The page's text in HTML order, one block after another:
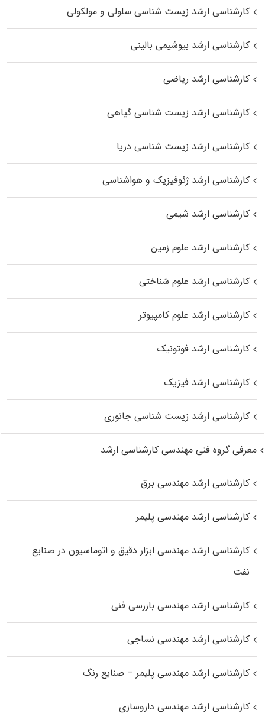
کارشناسی ارشد زیست شناسی سلولی و مولکولی
کارشناسی ارشد بیوشیمی بالینی
کارشناسی ارشد ریاضی
کارشناسی ارشد زیست‌ شناسی گیاهی
کارشناسی ارشد زیست‌ شناسی دریا
کارشناسی ارشد ژئوفیزیک و هواشناسی
کارشناسی ارشد شیمی
کارشناسی ارشد علوم زمین
کارشناسی ارشد علوم شناختی
کارشناسی ارشد علوم کامپیوتر
کارشناسی ارشد فوتونیک
کارشناسی ارشد فیزیک
کارشناسی ارشد زیست‌ شناسی جانوری
معرفی گروه فنی مهندسی کارشناسی ارشد
کارشناسی ارشد مهندسی برق
کارشناسی ارشد مهندسی پلیمر
کارشناسی ارشد مهندسی ابزار دقیق و اتوماسیون در صنایع
نفت
کارشناسی ارشد مهندسی بازرسی فنی
کارشناسی ارشد مهندسی نساجی
کارشناسی ارشد مهندسی پلیمر – صنایع رنگ
کارشناسی ارشد مهندسی داروسازی